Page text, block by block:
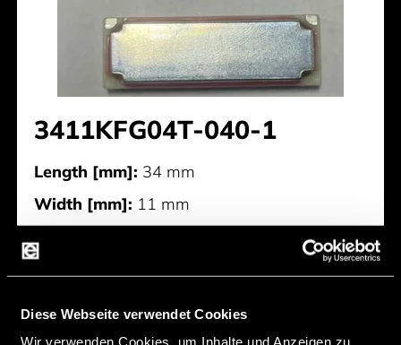
Diese Webseite verwendet Cookies
Wir verwenden Cookies, um Inhalte und Anzeigen zu
3411KFG04T-040-1
Length [mm]: 34 mm
Width [mm]: 11 mm
SPL [dB]:
80 dB